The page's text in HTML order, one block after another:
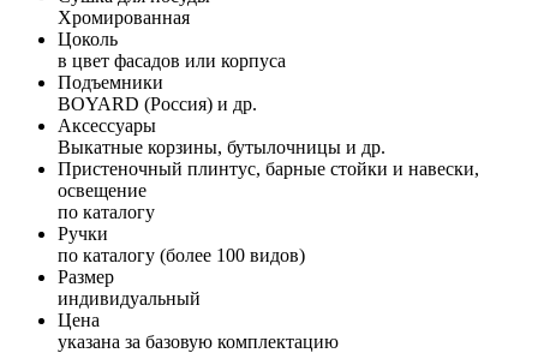
Хромированная
Цоколь
в цвет фасадов или корпуса
Подъемники
BOYARD (Россия) и др.
Аксессуары
Выкатные корзины, бутылочницы и др.
Пристеночный плинтус, барные стойки и навески,
освещение
по каталогу
Ручки
по каталогу (более 100 видов)
Размер
индивидуальный
Цена
указана за базовую комплектацию